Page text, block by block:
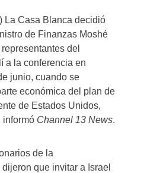
La Casa Blanca decidió
de Finanzas Moshé
del
a la conferencia en
junio, cuando se
económica del plan de
de Estados Unidos,
informó Channel 13 News.
de la
que invitar a Israel